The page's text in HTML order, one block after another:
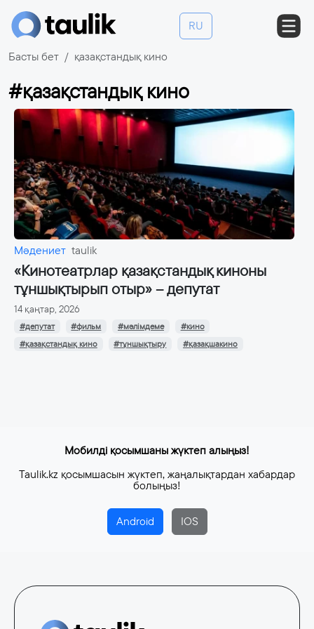
RU
Басты бет қазақстандық кино
#қазақстандық кино
Мәдениет taulik
«Кинотеатрлар қазақстандық киноны
тұншықтырып отыр» – депутат
14 қаңтар, 2026
#депутат #фильм #мәлімдеме
#кино
#қазақстандық кино
#тұншықтыру #қазақшакино
Мобилді қосымшаны жүктеп алыңыз!
Taulik.kz қосымшасын жүктеп, жаңалықтардан хабардар
болыңыз!
Android IOS